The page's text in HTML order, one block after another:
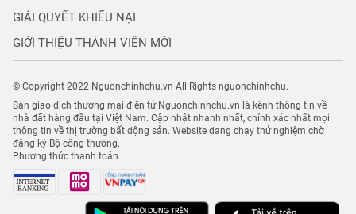
GIẢI QUYẾT KHIẾU NẠI
GIỚI THIỆU THÀNH VIÊN MỚI
© Copyright 2022 Nguonchinhchu.vn All Rights nguonchinhchu.
Sàn giao dịch thương mại điện tử Nguonchinhchu.vn là kênh thông tin về
nhà đất hàng đầu tại Việt Nam. Cập nhật nhanh nhất, chính xác nhất mọi
thông tin về thị trường bất động sản. Website đang chạy thử nghiệm chờ
đăng ký Bộ công thương.
Phương thức thanh toán